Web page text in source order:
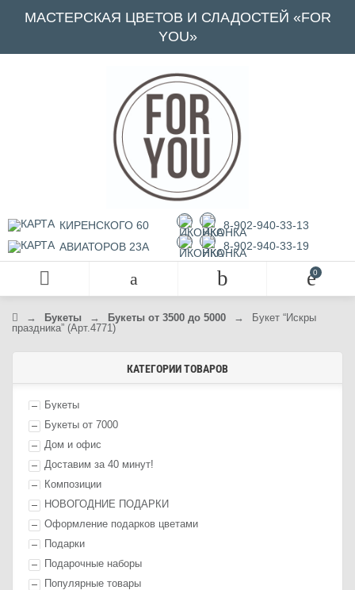
МАСТЕРСКАЯ ЦВЕТОВ И СЛАДОСТЕЙ «FOR
YOU»
КИРЕНСКОГО 60
АВИАТОРОВ 23А
8-902-940-33-13
8-902-940-33-19
→ Букеты → Букеты от 3500 до 5000 →
Букет “Искры
праздника” (Арт.4771)
КАТЕГОРИИ ТОВАРОВ
Букеты
Букеты от 7000
Дом и офис
Доставим за 40 минут!
Композиции
НОВОГОДНИЕ ПОДАРКИ
Оформление подарков цветами
Подарки
Подарочные наборы
Популярные товары